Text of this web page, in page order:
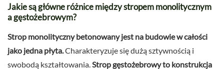
Jakie są główne różnice między stropem monolitycznym
a gęstożebrowym?
Strop monolityczny betonowany jest na budowie w całości
jako jedna płyta.Charakteryzuje się dużą sztywnością i
swobodą kształtowania.Strop gęstożebrowy to konstrukcja